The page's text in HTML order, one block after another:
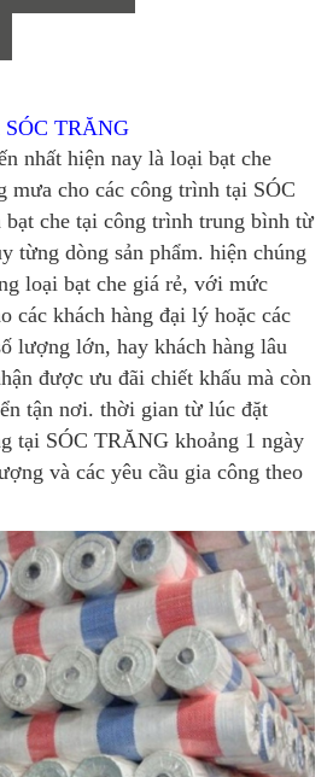
SÓC TRĂNG
nhất hiện nay là loại bạt che
mưa cho các công trình tại SÓC
che tại công trình trung bình từ
từng dòng sản phẩm. hiện chúng
loại bạt che giá rẻ, với mức
các khách hàng đại lý hoặc các
lượng lớn, hay khách hàng lâu
được ưu đãi chiết khấu mà còn
tận nơi. thời gian từ lúc đặt
tại SÓC TRĂNG khoảng 1 ngày
và các yêu cầu gia công theo